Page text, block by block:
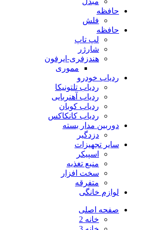
حافظه
فلش
حافظه
لپ تاپ
شارژر
هندزفری-ایرفون
مموری
ردیاب خودرو
ردیاب تلتونیکا
ردیاب آهنربایی
ردیاب کوبان
ردیاب کانکاکس
دوربین مدار بسته
دزدگیر
سایر تجهیزات
اسپیکر
منبع تغذیه
سخت افزار
متفرقه
لوازم خانگی
صفحه اصلی
خانه 2